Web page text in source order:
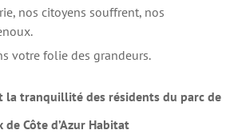
nos citoyens souffrent, nos
votre folie des grandeurs.
la tranquillité des résidents du parc de
Côte d’Azur Habitat